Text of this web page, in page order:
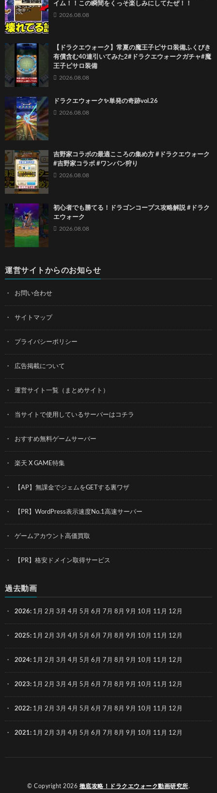
イム！！この瞬間をくっそ楽しみにしてたぜ！！
2026.08.08
【ドラクエウォーク】常夏の魔王子ピサロ装備ふくびき
有償含む40連引いてみた2#ドラクエウォークガチャ#魔
王子ピサロ装備
2026.08.08
ドラクエウォーク✨単発の奇跡vol.26
2026.08.08
吉野家コラボの最適こころの集め方 #ドラクエウォーク
#吉野家コラボ #ワンパン狩り
2026.08.08
初心者でも勝てる！ドラゴンコープス攻略解説 #ドラク
エウォーク
2026.08.08
運営サイトからのお知らせ
お問い合わせ
サイトマップ
プライバシーポリシー
広告掲載について
運営サイト一覧（まとめサイト）
当サイトで使用しているサーバーはコチラ
おすすめ無料ゲームサーバー
楽天 X GAME特集
【AP】無課金でジェムをGETする裏ワザ
【PR】WordPress表示速度No.1高速サーバー
ゲームアカウント高価買取
【PR】格安ドメイン取得サービス
過去動画
2026: 1月 2月 3月 4月 5月 6月 7月 8月 9月 10月 11月 12月
2025: 1月 2月 3月 4月 5月 6月 7月 8月 9月 10月 11月 12月
2024: 1月 2月 3月 4月 5月 6月 7月 8月 9月 10月 11月 12月
2023: 1月 2月 3月 4月 5月 6月 7月 8月 9月 10月 11月 12月
2022: 1月 2月 3月 4月 5月 6月 7月 8月 9月 10月 11月 12月
2021: 1月 2月 3月 4月 5月 6月 7月 8月 9月 10月 11月 12月
© Copyright 2026 徹底攻略！ドラクエウォーク動画研究所.